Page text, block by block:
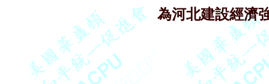
為河北建設經濟